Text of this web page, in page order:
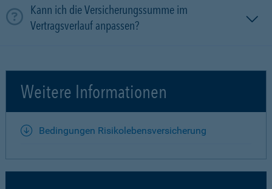
Kann ich die Versicherungssumme im
Vertragsverlauf anpassen?
Weitere Informationen
Bedingungen Risikolebensversicherung